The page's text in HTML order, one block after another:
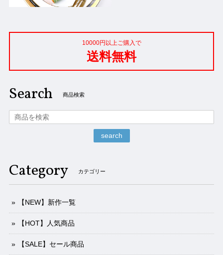
10000円以上ご購入で
送料無料
Search 商品検索
search
Category カテゴリー
【NEW】新作一覧
【HOT】人気商品
【SALE】セール商品